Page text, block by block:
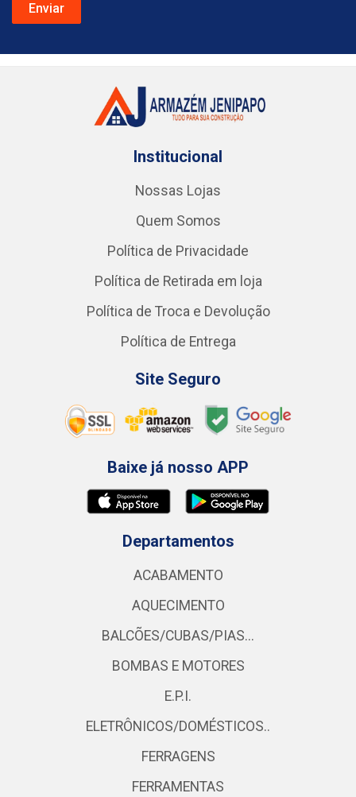
Institucional
Nossas Lojas
Quem Somos
Política de Privacidade
Política de Retirada em loja
Política de Troca e Devolução
Política de Entrega
Site Seguro
Baixe já nosso APP
Departamentos
ACABAMENTO
AQUECIMENTO
BALCÕES/CUBAS/PIAS...
BOMBAS E MOTORES
E.P.I.
ELETRÔNICOS/DOMÉSTICOS..
FERRAGENS
FERRAMENTAS